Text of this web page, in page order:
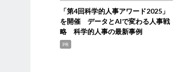
「第4回科学的人事アワード2025」
を開催 データとAIで変わる人事戦
略 科学的人事の最新事例
PR